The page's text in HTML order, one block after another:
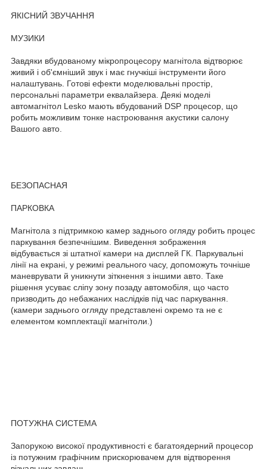
ЯКІСНИЙ ЗВУЧАННЯ
МУЗИКИ
Завдяки вбудованому мікропроцесору магнітола відтворює
живий і об'ємніший звук і має гнучкіші інструменти його
налаштувань. Готові ефекти моделювальні простір,
персональні параметри еквалайзера. Деякі моделі
автомагнітол Lesko мають вбудований DSP процесор, що
робить можливим тонке настроювання акустики салону
Вашого авто.
БЕЗОПАСНАЯ
ПАРКОВКА
Магнітола з підтримкою камер заднього огляду робить процес
паркування безпечнішим. Виведення зображення
відбувається зі штатної камери на дисплей ГК. Паркувальні
лінії на екрані, у режимі реального часу, допоможуть точніше
маневрувати й уникнути зіткнення з іншими авто. Таке
рішення усуває сліпу зону позаду автомобіля, що часто
призводить до небажаних наслідків під час паркування.
(камери заднього огляду представлені окремо та не є
елементом комплектації магнітоли.)
ПОТУЖНА СИСТЕМА
Запорукою високої продуктивності є багатоядерний процесор
із потужним графічним прискорювачем для відтворення